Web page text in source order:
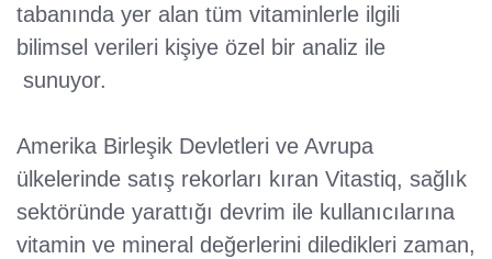
tabanında yer alan tüm vitaminlerle ilgili
bilimsel verileri kişiye özel bir analiz ile
sunuyor.
Amerika Birleşik Devletleri ve Avrupa
ülkelerinde satış rekorları kıran Vitastiq, sağlık
sektöründe yarattığı devrim ile kullanıcılarına
vitamin ve mineral değerlerini diledikleri zaman,